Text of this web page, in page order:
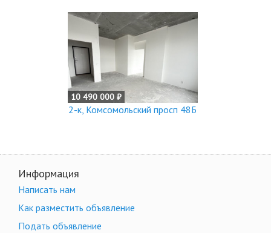
10 490 000 ₽
2-к, Комсомольский просп 48Б
Информация
Написать нам
Как разместить объявление
Подать объявление